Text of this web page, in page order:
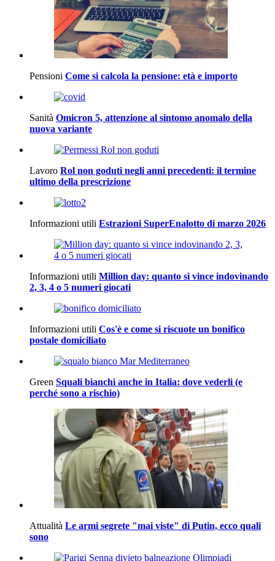
Pensioni Come si calcola la pensione: età e importo
Sanità Omicron 5, attenzione al sintomo anomalo della
nuova variante
Lavoro Rol non goduti negli anni precedenti: il termine
ultimo della prescrizione
Informazioni utili Estrazioni SuperEnalotto di marzo 2026
Informazioni utili Million day: quanto si vince indovinando
2, 3, 4 o 5 numeri giocati
Informazioni utili Cos'è e come si riscuote un bonifico
postale domiciliato
Green Squali bianchi anche in Italia: dove vederli (e
perché sono a rischio)
Attualità Le armi segrete "mai viste" di Putin, ecco quali
sono